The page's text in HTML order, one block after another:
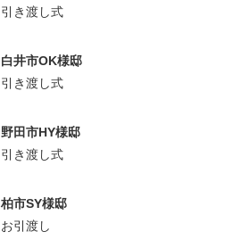
引き渡し式
白井市OK様邸
引き渡し式
野田市HY様邸
引き渡し式
柏市SY様邸
お引渡し